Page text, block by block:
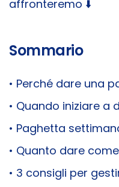
affronteremo ⬇️
Sommario
• Perché dare una
• Quando iniziare a
• Paghetta
• Quanto dare
• 3 consigli per